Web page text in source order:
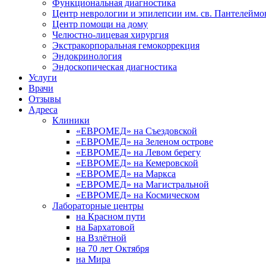
Функциональная диагностика
Центр неврологии и эпилепсии им. св.
Центр помощи на дому
Челюстно-лицевая хирургия
Экстракорпоральная гемокоррекция
Эндокринология
Эндоскопическая диагностика
Услуги
Врачи
Отзывы
Адреса
Клиники
«ЕВРОМЕД» на Съездовской
«ЕВРОМЕД» на Зеленом острове
«ЕВРОМЕД» на Левом берегу
«ЕВРОМЕД» на Кемеровской
«ЕВРОМЕД» на Маркса
«ЕВРОМЕД» на Магистральной
«ЕВРОМЕД» на Космическом
Лабораторные центры
на Красном пути
на Бархатовой
на Взлётной
на 70 лет Октября
на Мира